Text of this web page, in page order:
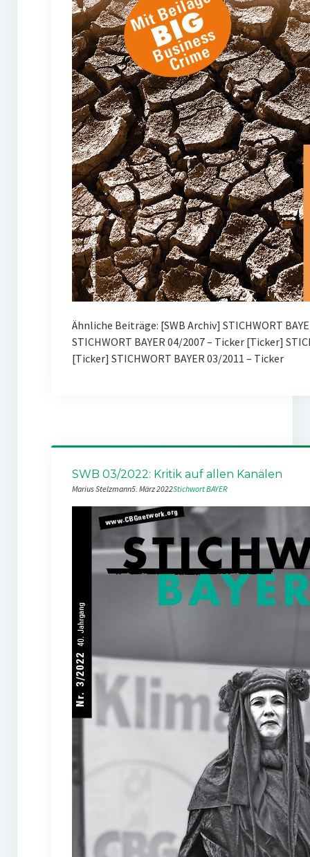
Ähnliche Beiträge: [SWB Archiv] STICHWORT
STICHWORT BAYER 04/2007 – Ticker [Ticker]
[Ticker] STICHWORT BAYER 03/2011 – Ticker
SWB 03/2022: Kritik auf allen Kanälen
Marius Stelzmann5. März 2022Stichwort BAYER